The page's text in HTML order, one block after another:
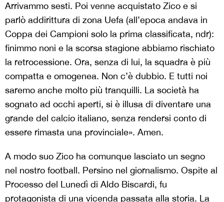
Arrivammo sesti. Poi venne acquistato Zico e si
parlò addirittura di zona Uefa (all’epoca andava in
Coppa dei Campioni solo la prima classificata, ndr):
finimmo noni e la scorsa stagione abbiamo rischiato
la retrocessione. Ora, senza di lui, la squadra è più
compatta e omogenea. Non c’è dubbio. E tutti noi
saremo anche molto più tranquilli. La società ha
sognato ad occhi aperti, si è illusa di diventare una
grande del calcio italiano, senza rendersi conto di
essere rimasta una provinciale». Amen.
A modo suo Zico ha comunque lasciato un segno
nel nostro football. Persino nel giornalismo. Ospite al
Processo del Lunedì di Aldo Biscardi, fu
protagonista di una vicenda passata alla storia. La